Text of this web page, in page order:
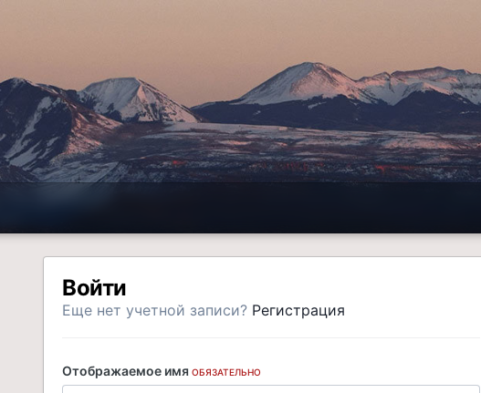
Войти
Еще нет учетной записи? Регистрация
Отображаемое имя ОБЯЗАТЕЛЬНО